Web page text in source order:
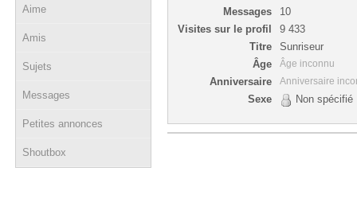
Aime
Amis
Sujets
Messages
Petites annonces
Shoutbox
Messages
10
Visites sur le profil
9 433
Titre
Sunriseur
Âge
Âge inconnu
Anniversaire Anniversaire
Sexe Non spécifié